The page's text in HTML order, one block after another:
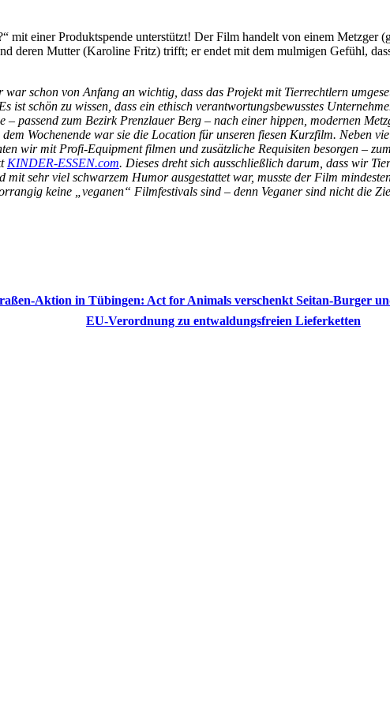
mit einer Produktspende unterstützt! Der Film handelt von einem Metzger
deren Mutter (Karoline Fritz) trifft; er endet mit dem mulmigen Gefühl,
war schon von Anfang an wichtig, dass das Projekt mit Tierrechtlern
ist schön zu wissen, dass ein ethisch verantwortungsbewusstes
passend zum Bezirk Prenzlauer Berg – nach einer hippen, modernen
Wochenende war sie die Location für unseren fiesen Kurzfilm. Neben
wir mit Profi-Equipment filmen und zusätzliche Requisiten besorgen –
KINDER-ESSEN.com. Dieses dreht sich ausschließlich darum, dass wir
sehr viel schwarzem Humor ausgestattet war, musste der Film
keine „veganen“ Filmfestivals sind – denn Veganer sind nicht die
Aktion in Tübingen: Act for Animals verschenkt Seitan-Burger
EU-Verordnung zu entwaldungsfreien Lieferketten